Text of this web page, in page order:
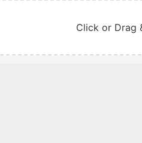
Click or Drag